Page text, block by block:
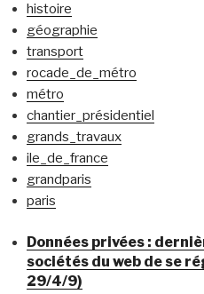
histoire
géographie
transport
rocade_de_métro
métro
chantier_présidentiel
grands_travaux
ile_de_france
grandparis
paris
Données privées :
sociétés du web de se
29/4/9)